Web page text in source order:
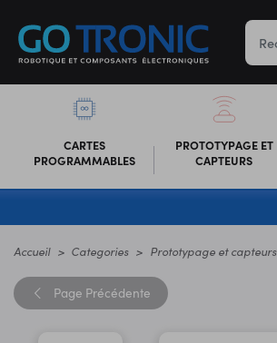
CARTES
PROGRAMMABLES
PROTOTYPAGE ET
CAPTEURS
Accueil Categories Prototypage et capteurs
Page Précédente